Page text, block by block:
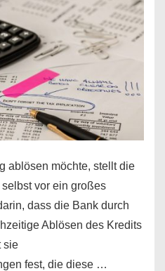
ablösen möchte, stellt die
vor ein großes
dass die Bank durch
Ablösen des Kredits
sie
fest, die diese …